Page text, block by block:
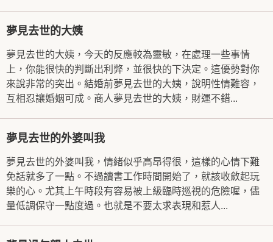
夢見去世的大姨
夢見去世的大姨，今天的反應較為靈敏，在處理一些事情
上，你能很快的判斷出利弊，並很快的下決定。這優勢對你
來說非常的突出。結婚前夢見去世的大姨，說明性情難容，
互相忍讓婚姻可成。商人夢見去世的大姨，財運不錯...
夢見去世的外婆叫我
夢見去世的外婆叫我，情緒似乎高昂得很，這樣的心情下難
免話就多了一點。不過讀書工作時間開始了，就該收斂起玩
樂的心。尤其上午時段有容易被上級臨時巡視的危險喔，儘
量低調保守一點度過。也就是不要太求表現和惹人...